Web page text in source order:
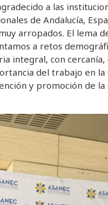
a las
de Andalucía,
arropados. El lema
a retos
integral, con
del trabajo en
y promoción de